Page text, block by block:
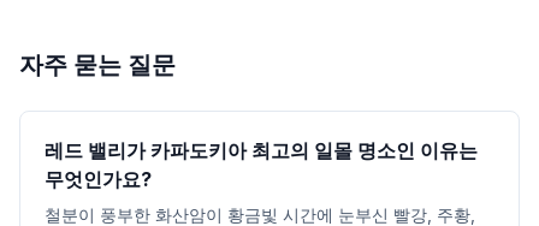
자주 묻는 질문
레드 밸리가 카파도키아 최고의 일몰 명소인 이유는
무엇인가요?
철분이 풍부한 화산암이 황금빛 시간에 눈부신 빨강, 주황,